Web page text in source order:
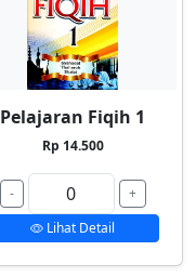
Pelajaran Fiqih 1
Rp 14.500
-
+
Lihat Detail